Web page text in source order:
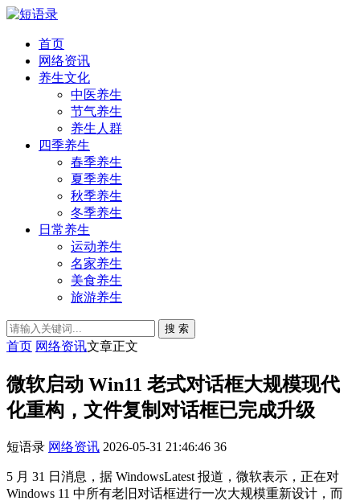
首页
网络资讯
养生文化
中医养生
节气养生
养生人群
四季养生
春季养生
夏季养生
秋季养生
冬季养生
日常养生
运动养生
名家养生
美食养生
旅游养生
搜 索
首页 网络资讯文章正文
微软启动 Win11 老式对话框大规模现代
化重构，文件复制对话框已完成升级
短语录 网络资讯 2026-05-31 21:46:46 36
5 月 31 日消息，据 WindowsLatest 报道，微软表示，正在对
Windows 11 中所有老旧对话框进行一次大规模重新设计，而